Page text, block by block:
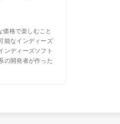
格で楽しむこと
能なインディーズ
ンディーズソフト
の開発者が作った